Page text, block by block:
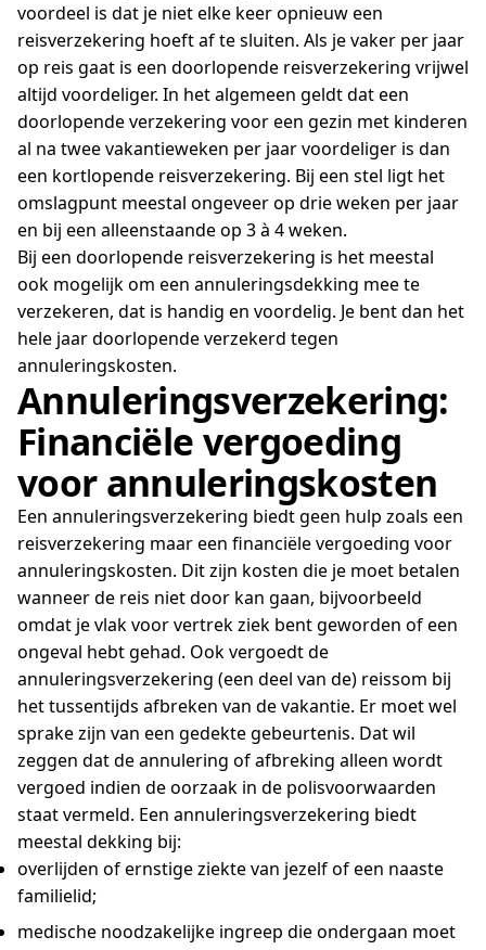
voordeel is dat je niet elke keer opnieuw een
reisverzekering hoeft af te sluiten. Als je vaker per jaar
op reis gaat is een doorlopende reisverzekering vrijwel
altijd voordeliger. In het algemeen geldt dat een
doorlopende verzekering voor een gezin met kinderen
al na twee vakantieweken per jaar voordeliger is dan
een kortlopende reisverzekering. Bij een stel ligt het
omslagpunt meestal ongeveer op drie weken per jaar
en bij een alleenstaande op 3 à 4 weken.
Bij een doorlopende reisverzekering is het meestal
ook mogelijk om een annuleringsdekking mee te
verzekeren, dat is handig en voordelig. Je bent dan het
hele jaar doorlopende verzekerd tegen
annuleringskosten.
Annuleringsverzekering:
Financiële vergoeding
voor annuleringskosten
Een annuleringsverzekering biedt geen hulp zoals een
reisverzekering maar een financiële vergoeding voor
annuleringskosten. Dit zijn kosten die je moet betalen
wanneer de reis niet door kan gaan, bijvoorbeeld
omdat je vlak voor vertrek ziek bent geworden of een
ongeval hebt gehad. Ook vergoedt de
annuleringsverzekering (een deel van de) reissom bij
het tussentijds afbreken van de vakantie. Er moet wel
sprake zijn van een gedekte gebeurtenis. Dat wil
zeggen dat de annulering of afbreking alleen wordt
vergoed indien de oorzaak in de polisvoorwaarden
staat vermeld. Een annuleringsverzekering biedt
meestal dekking bij:
overlijden of ernstige ziekte van jezelf of een naaste
familielid;
medische noodzakelijke ingreep die ondergaan moet